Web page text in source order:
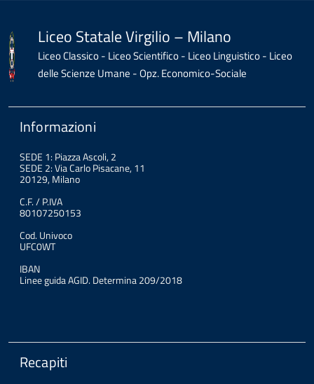
Liceo Statale Virgilio – Milano
Liceo Classico - Liceo Scientifico - Liceo Linguistico - Liceo
delle Scienze Umane - Opz. Economico-Sociale
Informazioni
SEDE 1: Piazza Ascoli, 2
SEDE 2: Via Carlo Pisacane, 11
20129, Milano
C.F. / P.IVA
80107250153
Cod. Univoco
UFC0WT
IBAN
Linee guida AGID. Determina 209/2018
Recapiti